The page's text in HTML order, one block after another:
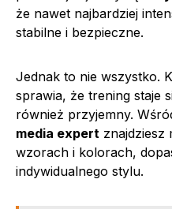
że nawet najbardziej
stabilne i bezpieczne.
Jednak to nie wszystko.
sprawia, że trening staje
również przyjemny.
media expert
wzorach i kolorach,
indywidualnego stylu.